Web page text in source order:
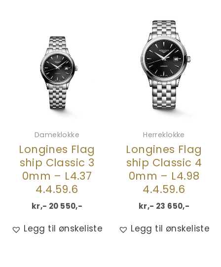
Dameklokke
Longines Flag
ship Classic 3
0mm – L4.37
4.4.59.6
kr,- 20 550,-
Legg til ønskeliste
Herreklokke
Longines Flag
ship Classic 4
0mm – L4.98
4.4.59.6
kr,- 23 650,-
Legg til ønskeliste